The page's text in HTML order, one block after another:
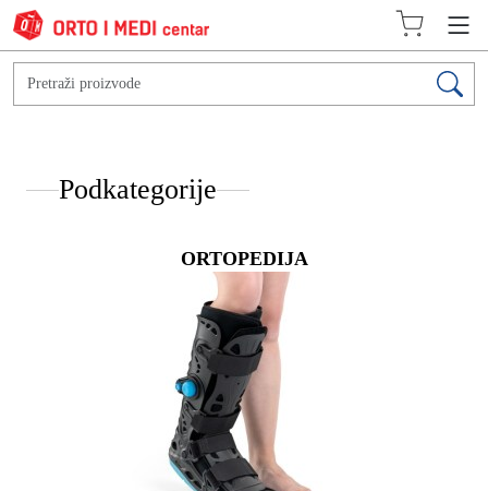
Podkategorije
ORTOPEDIJA